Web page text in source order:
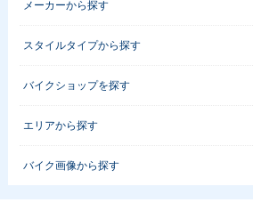
メーカーから探す
スタイルタイプから探す
バイクショップを探す
エリアから探す
バイク画像から探す